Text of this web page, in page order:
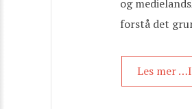
og
forstå det
Les mer